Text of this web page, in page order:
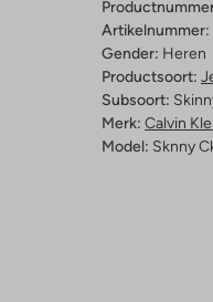
Artikelnummer:
Gender: Heren
Productsoort:
Subsoort:
Merk: Calvin
Model: Sknny